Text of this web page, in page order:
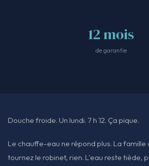
12 mois
de garantie
Douche froide. Un lundi. 7 h 12. Ça pique.
Le chauffe-eau ne répond plus. La famille
tournez le robinet, rien. L'eau reste tiède,